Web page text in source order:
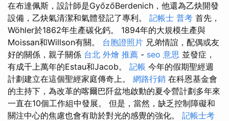
在布達佩斯，設計師是GyőzőBerdenich，他還為乙炔開發
設備，乙炔氣清潔和氣體登記了專利。 記帳士 普考 首先，
Wöhler於1862年生產碳化鈣。 1894年的大規模生產與
Moissan和Willson有關。 台胞證照片 兄弟情誼，配偶或友
好的關係，親子關係 台北 外燴 推薦 - seo 意思 並發症，
有成千上萬年的Estau和Jacob。 記帳 今年的假期聖經週
計劃建立在這個聖經家庭傳奇上。 網路行銷 在科恩基金會
的主持下，為改革的喀爾巴阡盆地啟動的夏令營計劃多年來
一直在10個工作組中發展。 但是，當然，缺乏控制障礙和
關注中心的焦慮也會有助於對光的感覺的強化。 記帳士考